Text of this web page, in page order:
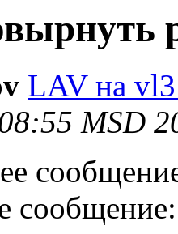
LAV на
MSD